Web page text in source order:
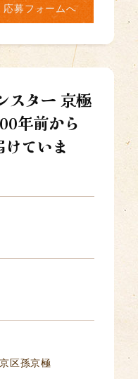
応募フォームへ
スター 京極
年前から
けていま
区孫京極